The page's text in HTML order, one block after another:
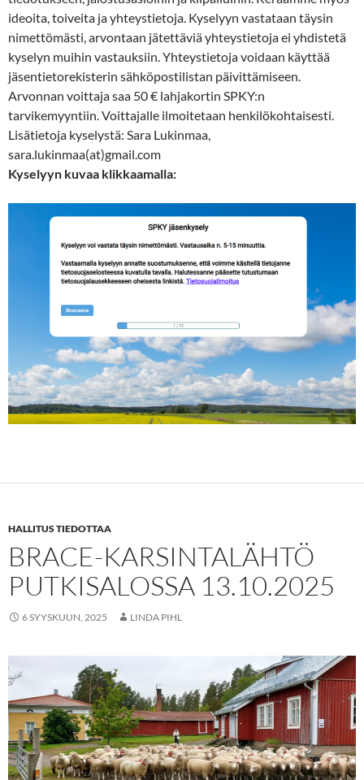
ideoita, toiveita ja yhteystietoja. Kyselyyn vastataan täysin
nimettömästi, arvontaan jätettäviä yhteystietoja ei yhdistetä
kyselyn muihin vastauksiin. Yhteystietoja voidaan käyttää
jäsentietorekisterin sähköpostilistan päivittämiseen.
Arvonnan voittaja saa 50 € lahjakortin SPKY:n
tarvikemyyntiin. Voittajalle ilmoitetaan henkilökohtaisesti.
Lisätietoja kyselystä: Sara Lukinmaa,
sara.lukinmaa(at)gmail.com
Kyselyyn kuvaa klikkaamalla:
HALLITUS TIEDOTTAA
BRACE-KARSINTALÄHTÖ
PUTKISALOSSA 13.10.2025
6 SYYSKUUN, 2025 LINDA PIHL